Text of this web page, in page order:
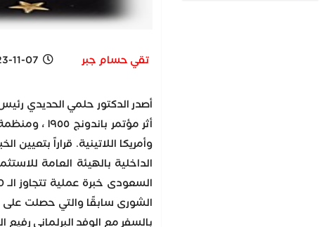
تقي حسام جبر 07 1:52 PM
أصدر الدكتور حلمي الحديدي
وأمريكا اللاتينية. قراراً
الداخلية بالهيئة العامة
الشورى سابقًا والتي حصلت على